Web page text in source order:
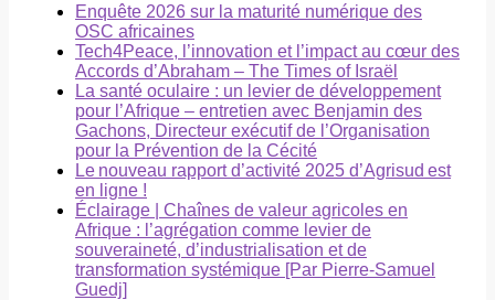
Enquête 2026 sur la maturité numérique des
OSC africaines
Tech4Peace, l’innovation et l’impact au cœur des
Accords d’Abraham – The Times of Israël
La santé oculaire : un levier de développement
pour l’Afrique – entretien avec Benjamin des
Gachons, Directeur exécutif de l’Organisation
pour la Prévention de la Cécité
Le nouveau rapport d’activité 2025 d’Agrisud est
en ligne !
Éclairage | Chaînes de valeur agricoles en
Afrique : l’agrégation comme levier de
souveraineté, d’industrialisation et de
transformation systémique [Par Pierre-Samuel
Guedj]